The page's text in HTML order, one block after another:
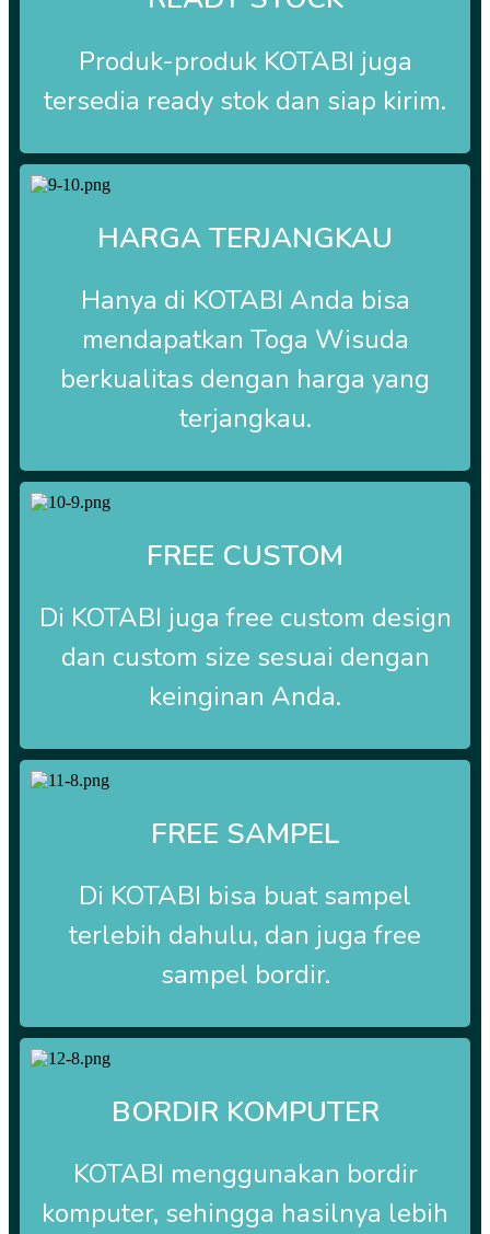
Produk-produk KOTABI juga
tersedia ready stok dan siap kirim.
HARGA TERJANGKAU
Hanya di KOTABI Anda bisa
mendapatkan Toga Wisuda
berkualitas dengan harga yang
terjangkau.
FREE CUSTOM
Di KOTABI juga free custom design
dan custom size sesuai dengan
keinginan Anda.
FREE SAMPEL
Di KOTABI bisa buat sampel
terlebih dahulu, dan juga free
sampel bordir.
BORDIR KOMPUTER
KOTABI menggunakan bordir
komputer, sehingga hasilnya lebih